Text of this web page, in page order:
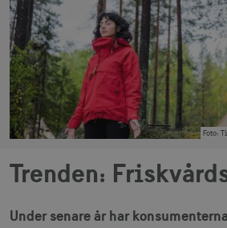
Foto:
Trenden:
Under senare år har